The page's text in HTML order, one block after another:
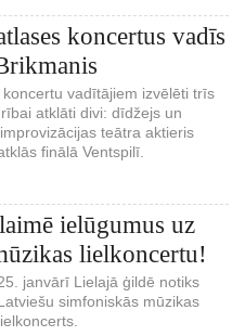
koncertus vadīs
vadītājiem izvēlēti trīs
atklāti divi: dīdžejs un
teātra aktieris
finālā Ventspilī.
ielūgumus uz
lielkoncertu!
janvārī Lielajā ģildē notiks
simfoniskās mūzikas